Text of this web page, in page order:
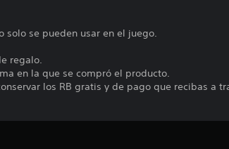
solo se pueden usar en el juego.
regalo.
en la que se compró el producto.
los RB gratis y de pago que recibas a